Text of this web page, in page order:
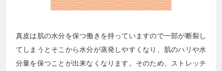
真皮は肌の水分を保つ働きを持っていますので一部が断裂し
てしまうとそこから水分が蒸発しやすくなり、肌のハリや水
分量を保つことが出来なくなります。そのため、ストレッチ